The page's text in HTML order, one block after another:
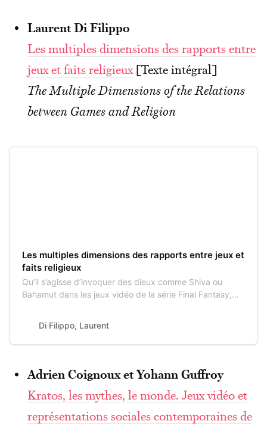
Laurent Di Filippo
Les multiples dimensions des rapports entre
jeux et faits religieux [Texte intégral]
The Multiple Dimensions of the Relations
between Games and Religion
Les multiples dimensions des rapports entre jeux et
faits religieux
Qu’il s’agisse d’invoquer des dieux comme Shiva ou
Bahamut dans les jeux vidéo de la série Final Fantasy,
Di Filippo, Laurent
Adrien Coignoux et Yohann Guffroy
Kratos, les mythes, le monde. Jeux vidéo et
représentations sociales contemporaines de